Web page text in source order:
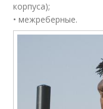
корпуса);
• межреберные.